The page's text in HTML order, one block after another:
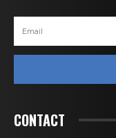
CONTACT